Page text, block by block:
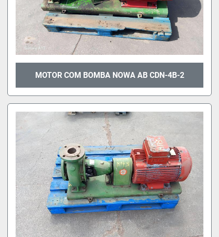
MOTOR COM BOMBA NOWA AB CDN-4B-2